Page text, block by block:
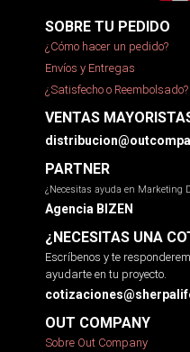
SOBRE TU PEDIDO
¿Cómo hacer un pedido?
Envíos y Entregas
¿Satisfecho o Reembolsado?
VENTAS
PARTNER
¿Necesitas ayuda en Marketing
Agencia BIZEN
¿NECESITAS UNA
Escríbenos y te
ayudarte en tu proyecto.
OUT COMPANY
Sobre Out Company